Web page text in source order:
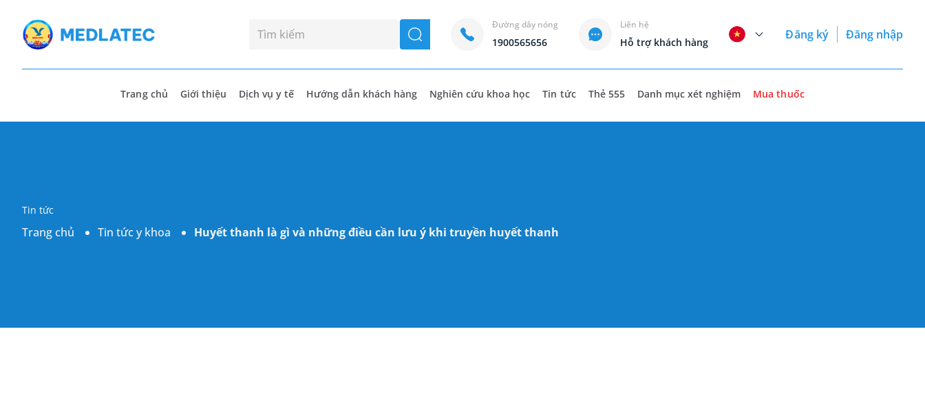
seach
Đường dây nóng
1900565656
Liên hệ
Hỗ trợ khách hàng
Đăng ký Đăng nhập
Trang chủ Giới thiệu Dịch vụ y tế Hướng dẫn khách hàng Nghiên cứu khoa học Tin tức Thẻ 555 Danh mục xét nghiệm Mua thuốc
Tin tức
Trang chủ Tin tức y khoa Huyết thanh là gì và những điều cần lưu ý khi truyền huyết thanh